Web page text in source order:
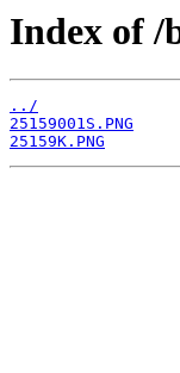
Index of /
../
25159001S.PNG
25159K.PNG